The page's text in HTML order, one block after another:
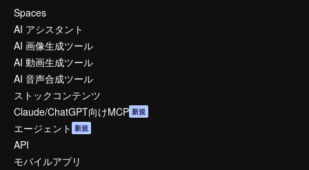
Spaces
AI アシスタント
AI 画像生成ツール
AI 動画生成ツール
AI 音声合成ツール
ストックコンテンツ
Claude/ChatGPT向けMCP 新規
エージェント 新規
API
モバイルアプリ